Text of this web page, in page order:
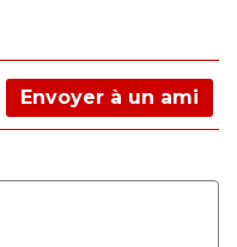
Envoyer à un ami